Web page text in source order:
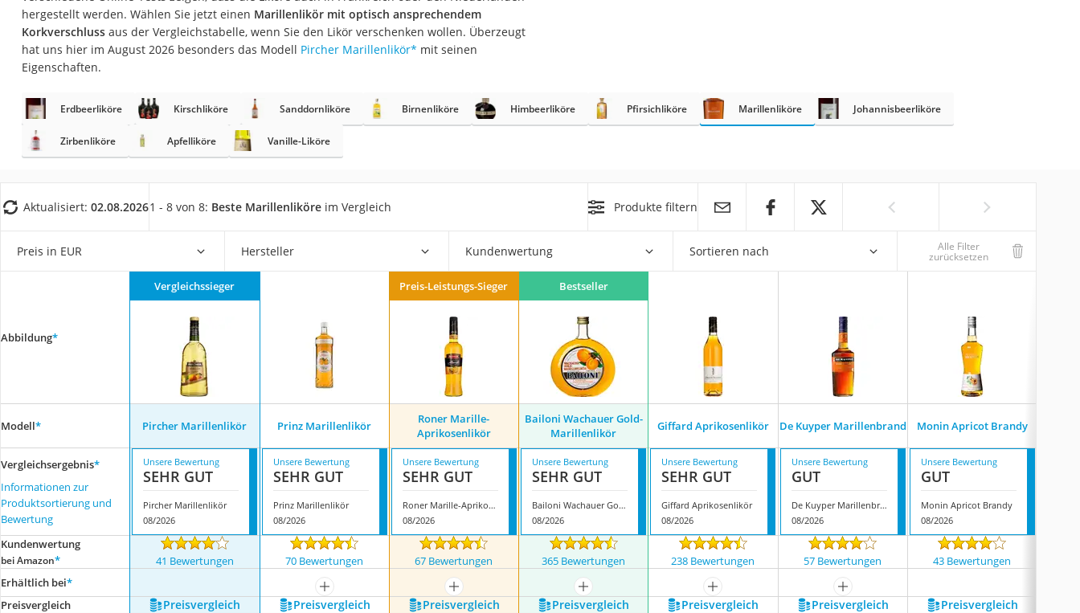
Gemüsebrühe
Eiskaffee-Pulver
Grapefruitkernextrakt
Matcha-Set
Sojasauce
Trüffelöl
Müsli ohne Zuckerzusatz
Service
hergestellt werden. Wählen Sie jetzt einen Marillenlikör mit optisch ansprechendem
Korkverschlussaus der Vergleichstabelle, wenn Sie den Likör verschenken wollen. Überzeugt
hat uns hier im August 2026 besonders das Modell Pircher Marillenlikör* mit seinen
Eigenschaften.
Erdbeerliköre Kirschliköre Sanddornliköre Birnenliköre Himbeerliköre Pfirsichliköre Marillenliköre Johannisbeerliköre
Zirbenliköre Apfelliköre Vanille-Liköre
Aktualisiert: 02.08.20261 - 8 von 8: Beste Marillenliköre im Vergleich Produkte filtern
Preis in EUR Hersteller Kundenwertung Sortieren nach Alle Filter
zurücksetzen
Abbildung*
Vergleichssieger Preis-Leistungs-Sieger Bestseller
Modell* Pircher Marillenlikör Prinz Marillenlikör
Roner Marille-
Aprikosenlikör
Bailoni Wachauer Gold-
Marillenlikör
Giffard Aprikosenlikör De Kuyper Marillenbrand Monin Apricot Brandy
Vergleichsergebnis*
Informationen zur
Produktsortierung und
Bewertung
Unsere Bewertung
SEHR GUT
Pircher Marillenlikör
08/2026
Unsere Bewertung
SEHR GUT
Prinz Marillenlikör
08/2026
Unsere Bewertung
SEHR GUT
Roner Marille-Aprikosenlikör
08/2026
Unsere Bewertung
SEHR GUT
Bailoni Wachauer Gold-Marillenlikör
08/2026
Unsere Bewertung
SEHR GUT
Giffard Aprikosenlikör
08/2026
Unsere Bewertung
GUT
De Kuyper Marillenbrand
08/2026
Unsere Bewertung
GUT
Monin Apricot Brandy
08/2026
Kundenwertung
bei Amazon* 41 Bewertungen 70 Bewertungen 67 Bewertungen 365 Bewertungen 238 Bewertungen 57 Bewertungen 43 Bewertungen
Erhältlich bei*
mehr anzeigen mehr anzeigen mehr anzeigen mehr anzeigen
mehr anzeigen
Preis­vergleich
Preis­vergleich Preis­vergleich Preis­vergleich Preis­vergleich Preis­vergleich Preis­vergleich Preis­vergleich